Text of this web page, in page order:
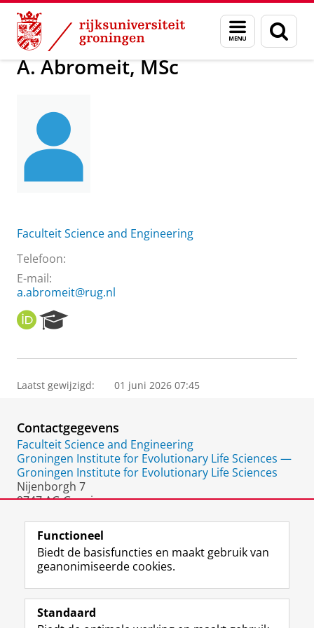
Skip
Content
Skip
Navigation
Menu
en
zoeken
Over ons A. Abromeit, MSc
A. Abromeit, MSc
Faculteit Science and Engineering
Telefoon:
E-mail:
a.abromeit@rug.nl
O
R
I
e
r
P
o
r
t
a
l
Laatst gewijzigd: 01 juni 2026 07:45
Contactgegevens
Faculteit Science and Engineering
Groningen Institute for Evolutionary Life Sciences —
Groningen Institute for Evolutionary Life Sciences
Nijenborgh 7
9747 AG Groningen
Volg de RUG
F
a
L
i
R
S
I
n
Y
o
Functioneel
Biedt de basisfuncties en maakt gebruik van
geanonimiseerde cookies.
Standaard